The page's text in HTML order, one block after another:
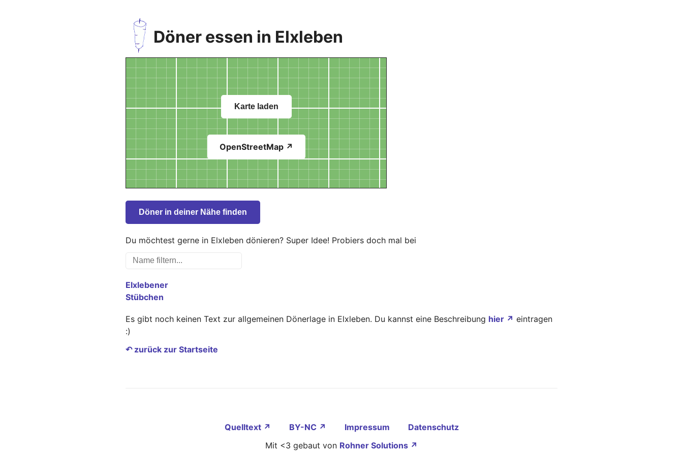
Döner essen in Elxleben
Karte laden
OpenStreetMap ↗
Döner in deiner Nähe finden
Du möchtest gerne in Elxleben dönieren? Super Idee! Probiers doch mal bei
Elxlebener
Stübchen
Es gibt noch keinen Text zur allgemeinen Dönerlage in Elxleben. Du kannst eine Beschreibung hier ↗ eintragen
:)
↶ zurück zur Startseite
Quelltext ↗ BY-NC ↗ Impressum
Datenschutz
Mit <3 gebaut von Rohner Solutions ↗